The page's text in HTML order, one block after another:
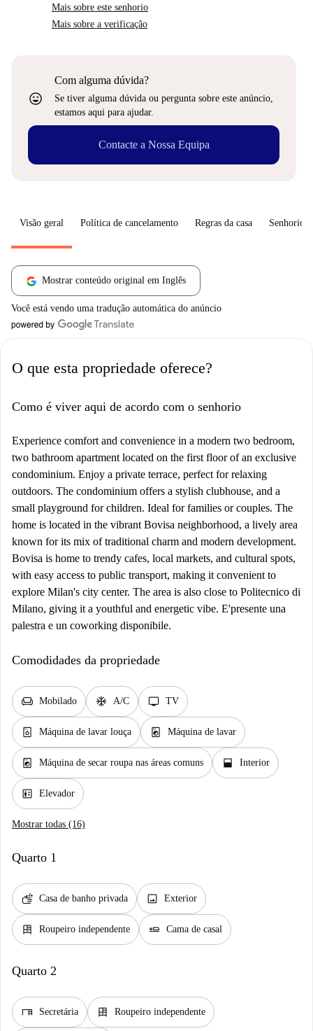
Mais sobre este senhorio
Mais sobre a verificação
sentiment_very_satisfied
Com alguma dúvida?
Se tiver alguma dúvida ou pergunta sobre este anúncio,
estamos aqui para ajudar.
Contacte a Nossa Equipa
Visão geral Política de cancelamento Regras da casa Senhorio
Mostrar conteúdo original em Inglês
Você está vendo uma tradução automática do anúncio
O que esta propriedade oferece?
Como é viver aqui de acordo com o senhorio
Experience comfort and convenience in a modern two bedroom,
two bathroom apartment located on the first floor of an exclusive
condominium. Enjoy a private terrace, perfect for relaxing
outdoors. The condominium offers a stylish clubhouse, and a
small playground for children. Ideal for families or couples. The
home is located in the vibrant Bovisa neighborhood, a lively area
known for its mix of traditional charm and modern development.
Bovisa is home to trendy cafes, local markets, and cultural spots,
with easy access to public transport, making it convenient to
explore Milan's city center. The area is also close to Politecnico di
Milano, giving it a youthful and energetic vibe. E'presente una
palestra e un coworking disponibile.
Comodidades da propriedade
chair Mobilado ac_unit A/C tv TV
dishwasher_gen Máquina de lavar louça local_laundry_service Máquina de lavar
local_laundry_service Máquina de secar roupa nas áreas comuns window_open Interior
elevator Elevador
Mostrar todas (16)
Quarto 1
soap Casa de banho privada image Exterior
dresser Roupeiro independente airline_seat_flat Cama de casal
Quarto 2
desk Secretária dresser Roupeiro independente